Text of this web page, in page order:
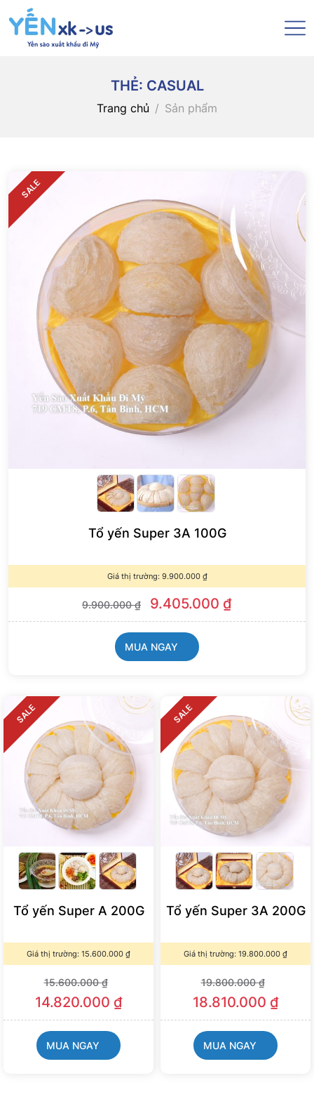
THẺ: CASUAL
Trang chủ Sản phẩm
SALE
Tổ yến Super 3A 100G
Giá thị trường: 9.900.000 ₫
9.900.000₫ 9.405.000 ₫
MUA NGAY
SALE
Tổ yến Super A 200G
Giá thị trường: 15.600.000 ₫
15.600.000₫
14.820.000 ₫
MUA NGAY
SALE
Tổ yến Super 3A 200G
Giá thị trường: 19.800.000 ₫
19.800.000₫
18.810.000 ₫
MUA NGAY